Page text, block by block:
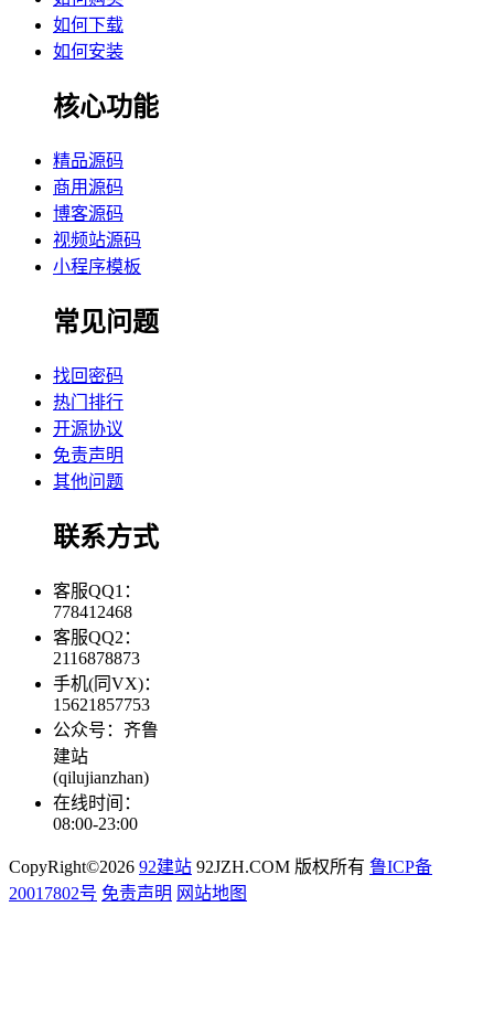
如何下载
如何安装
核心功能
精品源码
商用源码
博客源码
视频站源码
小程序模板
常见问题
找回密码
热门排行
开源协议
免责声明
其他问题
联系方式
客服QQ1：
778412468
客服QQ2：
2116878873
手机(同VX)：
15621857753
公众号：齐鲁
建站
(qilujianzhan)
在线时间：
08:00-23:00
CopyRight©2026 92建站 92JZH.COM 版权所有 鲁ICP备
20017802号 免责声明 网站地图